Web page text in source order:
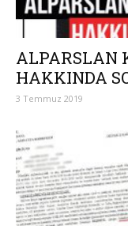
ALPARSLAN
HAKKINDA
3 Temmuz 2019